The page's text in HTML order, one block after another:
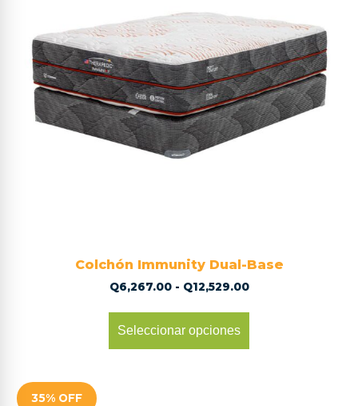
Colchón Immunity Dual-Base
Q6,267.00 - Q12,529.00
Seleccionar opciones
35% OFF